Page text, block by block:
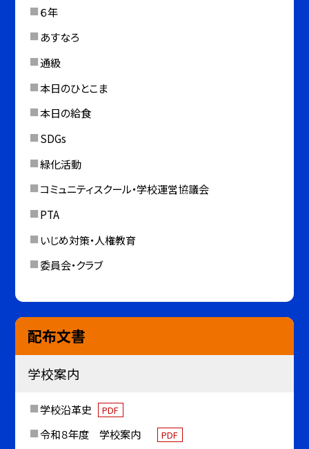
６年
あすなろ
通級
本日のひとこま
本日の給食
SDGs
緑化活動
コミュニティスクール・学校運営協議会
PTA
いじめ対策・人権教育
委員会・クラブ
配布文書
学校案内
学校沿革史 PDF
令和８年度 学校案内 PDF